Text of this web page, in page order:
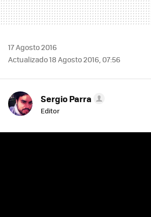
17 Agosto 2016
Actualizado 18 Agosto 2016, 07:56
Sergio Parra
Editor